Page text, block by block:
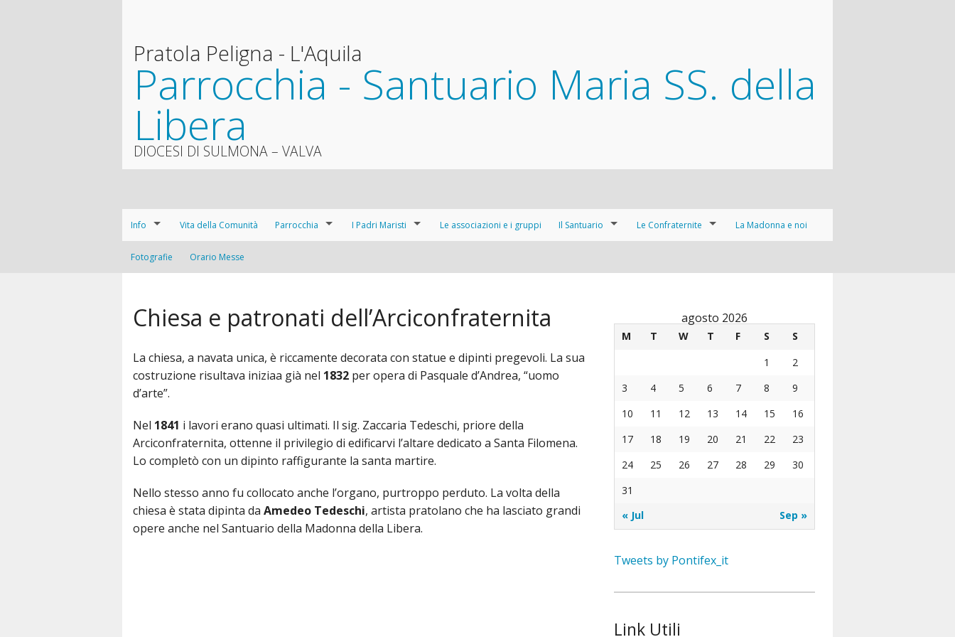
Pratola Peligna - L'Aquila
Parrocchia - Santuario Maria SS. della
Libera
DIOCESI DI SULMONA – VALVA
Info
La Parrocchia
Orario Messe
Parroci
Attività
Vita della Comunità Parrocchia
I Sacramenti
La festa
La Comunità delle Suore della Presentazione
I Padri Maristi Le associazioni e i gruppi Il Santuario Le Confraternite La Madonna e noi
Fotografie Orario Messe
Chiesa e patronati dell’Arciconfraternita
La chiesa, a navata unica, è riccamente decorata con statue e dipinti pregevoli. La sua
costruzione risultava iniziaa già nel 1832 per opera di Pasquale d’Andrea, “uomo
d’arte”.
Nel 1841 i lavori erano quasi ultimati. Il sig. Zaccaria Tedeschi, priore della
Arciconfraternita, ottenne il privilegio di edificarvi l’altare dedicato a Santa Filomena.
Lo completò con un dipinto raffigurante la santa martire.
Nello stesso anno fu collocato anche l’organo, purtroppo perduto. La volta della
chiesa è stata dipinta da Amedeo Tedeschi, artista pratolano che ha lasciato grandi
opere anche nel Santuario della Madonna della Libera.
agosto 2026
M T W T F S
S
1
2
3
4 5 6 7 8
9
10
11 12 13 14 15
16
17
18 19 20 21 22
23
24
25 26 27 28 29
30
31
« Jul
Sep »
Tweets by Pontifex_it
Link Utili